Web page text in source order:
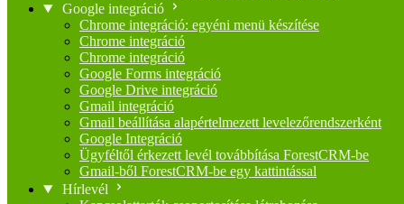
Google integráció
Chrome integráció: egyéni menü készítése
Chrome integráció
Chrome integráció
Google Forms integráció
Google Drive integráció
Gmail integráció
Gmail beállítása alapértelmezett levelezőrendszerként
Google Integráció
Ügyféltől érkezett levél továbbítása ForestCRM-be
Gmail-ből ForestCRM-be egy kattintással
Hírlevél